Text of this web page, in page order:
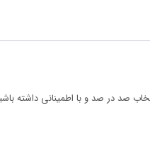
صد در صد و با اطمینانی داشته